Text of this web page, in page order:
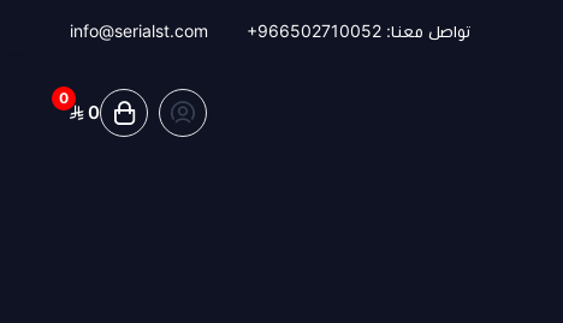
تواصل معنا: +966502710052
info@serialst.com
0
0